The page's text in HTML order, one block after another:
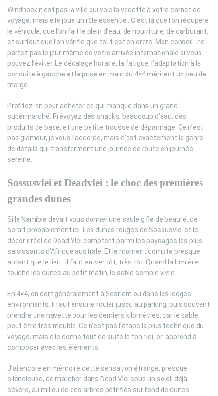
Windhoek n’est pas la ville qui vole la vedette à votre carnet de
voyage, mais elle joue un rôle essentiel. C’est là que l’on récupère
le véhicule, que l’on fait le plein d’eau, de nourriture, de carburant,
et surtout que l’on vérifie que tout est en ordre. Mon conseil : ne
partez pas le jour même de votre arrivée internationale si vous
pouvez l’éviter. Le décalage horaire, la fatigue, l’adaptation à la
conduite à gauche et la prise en main du 4×4 méritent un peu de
marge.
Profitez-en pour acheter ce qui manque dans un grand
supermarché. Prévoyez des snacks, beaucoup d’eau, des
produits de base, et une petite trousse de dépannage. Ce n’est
pas glamour, je vous l’accorde, mais c’est exactement le genre
de détails qui transforment une journée de route en journée
sereine.
Sossusvlei et Deadvlei : le choc des premières
grandes dunes
Si la Namibie devait vous donner une seule gifle de beauté, ce
serait probablement ici. Les dunes rouges de Sossusvlei et le
décor irréel de Dead Vlei comptent parmi les paysages les plus
saisissants d’Afrique australe. Et le moment compte presque
autant que le lieu : il faut arriver tôt, très tôt. Quand la lumière
touche les dunes au petit matin, le sable semble vivre.
En 4×4, on dort généralement à Sesriem ou dans les lodges
environnants. Il faut ensuite rouler jusqu’au parking, puis souvent
prendre une navette pour les derniers kilomètres, car le sable
peut être très meuble. Ce n’est pas l’étape la plus technique du
voyage, mais elle donne tout de suite le ton : ici, on apprend à
composer avec les éléments.
J’ai encore en mémoire cette sensation étrange, presque
silencieuse, de marcher dans Dead Vlei sous un soleil déjà
sévère, au milieu de ces arbres pétrifiés sur fond de dunes